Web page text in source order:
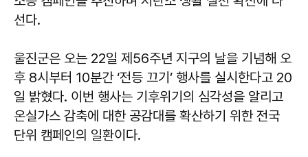
선다.
울진군은 오는 22일 제56주년 지구의 날을 기념해 오
후 8시부터 10분간 ‘전등 끄기’ 행사를 실시한다고 20
일 밝혔다. 이번 행사는 기후위기의 심각성을 알리고
온실가스 감축에 대한 공감대를 확산하기 위한 전국
단위 캠페인의 일환이다.